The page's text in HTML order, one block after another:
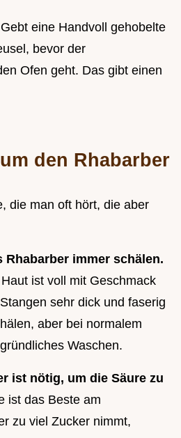
eine Handvoll gehobelte
bevor der
Ofen geht. Das gibt einen
den Rhabarber
die man oft hört, die aber
Rhabarber immer schälen.
ist voll mit Geschmack
sehr dick und faserig
aber bei normalem
Waschen.
ist nötig, um die Säure zu
ist das Beste am
zu viel Zucker nimmt,